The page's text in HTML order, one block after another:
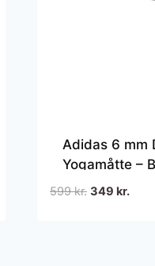
Adidas 6 mm
Yogamåtte –
599kr. Den
349 kr.Den